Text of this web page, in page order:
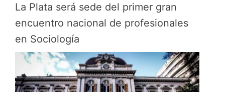
La Plata será sede del primer gran
encuentro nacional de profesionales
en Sociología